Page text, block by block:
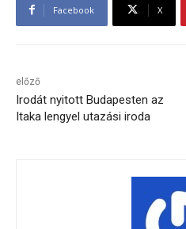
Facebook X
előző
Irodát nyitott Budapesten az
Itaka lengyel utazási iroda